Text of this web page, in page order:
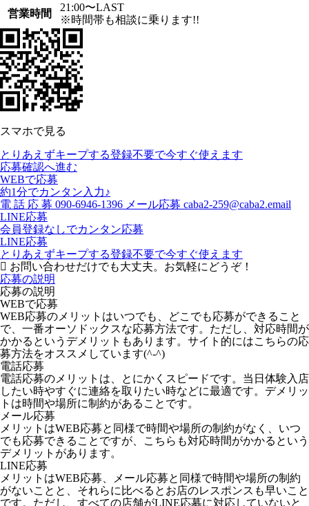
営業時間
21:00〜LAST
※時間帯も相談に乗ります!!
スマホで見る
とりあえずキープする登録不要で今すぐ使えます
応募確認へ進む
WEBで応募
約1分でカンタン入力♪
電 話 応 募 090-6946-1396 メール応募 caba2-259@caba2.email
LINE応募
会員登録なしでカンタン応募
LINE応募
とりあえずキープする登録不要で今すぐ使えます
お問い合わせだけでも大丈夫。お気軽にどうぞ！
応募の説明
応募の説明
WEBで応募
WEB応募のメリットはいつでも、どこでも応募ができること
で、一番オーソドックスな応募方法です。ただし、対応時間が
かかるというデメリットもあります。サイト的にはこちらの応
募方法をオススメしています(^-^)
電話応募
電話応募のメリットは、とにかくスピードです。当日体験入店
したい時やすぐに連絡を取りたい時などに最適です。デメリッ
トは時間や場所に制約があることです。
メール応募
メリットはWEB応募と同様で時間や場所の制約がなく、いつ
でも応募できることですが、こちらも対応時間がかかるという
デメリットがあります。
LINE応募
メリットはWEB応募、メール応募と同様で時間や場所の制約
がないことと、それらに比べるとお店のレスポンスも早いこと
です。ただし、すべての店舗がLINE応募に対応していないと